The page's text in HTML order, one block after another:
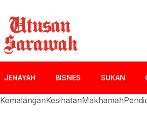
JENAYAH BISNES SUKAN
KemalanganKesihatanMakhamah